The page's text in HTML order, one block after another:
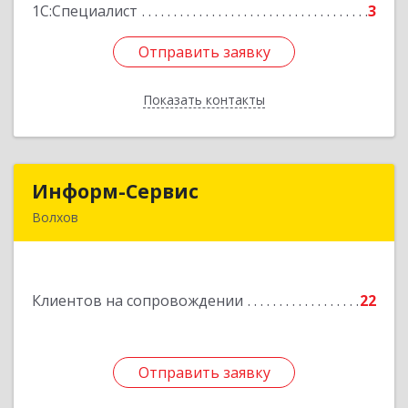
1С:Специалист
3
Отправить заявку
Показать контакты
Отправить заявку
Назад
Информ-Сервис
Волхов
Клиентов на сопровождении 22
Отправить заявку
Подробнее
Отправить заявку